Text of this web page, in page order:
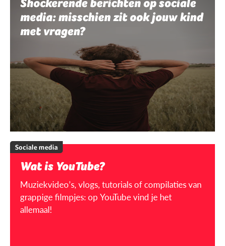
Shockerende berichten op sociale
media: misschien zit ook jouw kind
met vragen?
Sociale media
Wat is YouTube?
Muziekvideo’s, vlogs, tutorials of compilaties van
grappige filmpjes: op YouTube vind je het
allemaal!